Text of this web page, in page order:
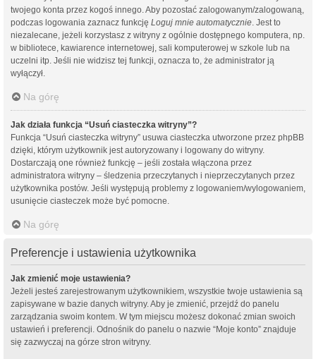
twojego konta przez kogoś innego. Aby pozostać zalogowanym/zalogowaną,
podczas logowania zaznacz funkcję Loguj mnie automatycznie. Jest to
niezalecane, jeżeli korzystasz z witryny z ogólnie dostępnego komputera, np.
w bibliotece, kawiarence internetowej, sali komputerowej w szkole lub na
uczelni itp. Jeśli nie widzisz tej funkcji, oznacza to, że administrator ją
wyłączył.
Na górę
Jak działa funkcja “Usuń ciasteczka witryny”?
Funkcja “Usuń ciasteczka witryny” usuwa ciasteczka utworzone przez phpBB
dzięki, którym użytkownik jest autoryzowany i logowany do witryny.
Dostarczają one również funkcję – jeśli została włączona przez
administratora witryny – śledzenia przeczytanych i nieprzeczytanych przez
użytkownika postów. Jeśli występują problemy z logowaniem/wylogowaniem,
usunięcie ciasteczek może być pomocne.
Na górę
Preferencje i ustawienia użytkownika
Jak zmienić moje ustawienia?
Jeżeli jesteś zarejestrowanym użytkownikiem, wszystkie twoje ustawienia są
zapisywane w bazie danych witryny. Aby je zmienić, przejdź do panelu
zarządzania swoim kontem. W tym miejscu możesz dokonać zmian swoich
ustawień i preferencji. Odnośnik do panelu o nazwie “Moje konto” znajduje
się zazwyczaj na górze stron witryny.